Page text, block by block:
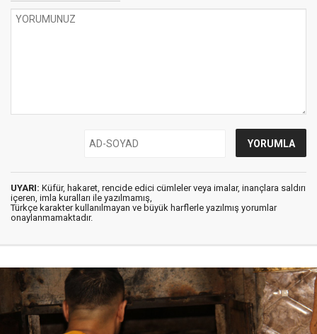
UYARI: Küfür, hakaret, rencide edici cümleler veya imalar, inançlara saldırı
içeren, imla kuralları ile yazılmamış,
Türkçe karakter kullanılmayan ve büyük harflerle yazılmış yorumlar
onaylanmamaktadır.